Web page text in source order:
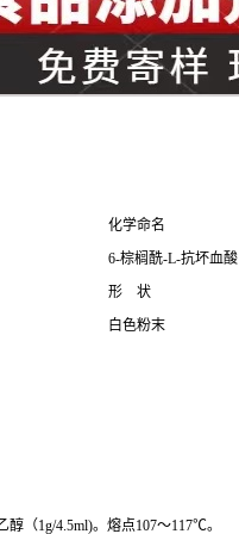
化学命名
6-棕榈酰-L-抗坏血酸
形 状
白色粉末
（1g/4.5ml)。熔点107～117℃。